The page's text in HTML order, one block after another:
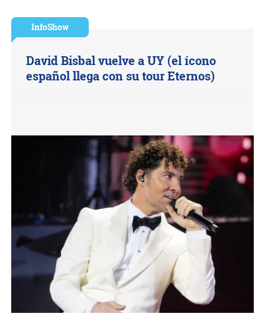
InfoShow
David Bisbal vuelve a UY (el ícono
español llega con su tour Eternos)